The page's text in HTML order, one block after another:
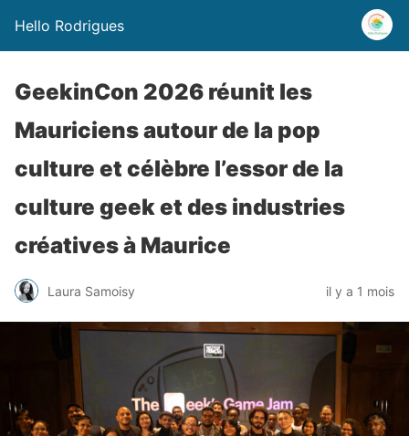
Hello Rodrigues
GeekinCon 2026 réunit les
Mauriciens autour de la pop
culture et célèbre l’essor de la
culture geek et des industries
créatives à Maurice
Laura Samoisy il y a 1 mois